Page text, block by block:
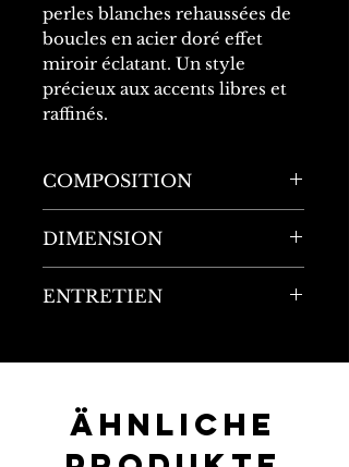
perles blanches rehaussées de
boucles en acier doré effet
miroir éclatant. Un style
précieux aux accents libres et
raffinés.
COMPOSITION
60% Perles
DIMENSION
Largeur : 3cm
ENTRETIEN
rouille pas, ne noircit pas,
la transpiration, à la
corrosion et aux chocs.
Ähnliche